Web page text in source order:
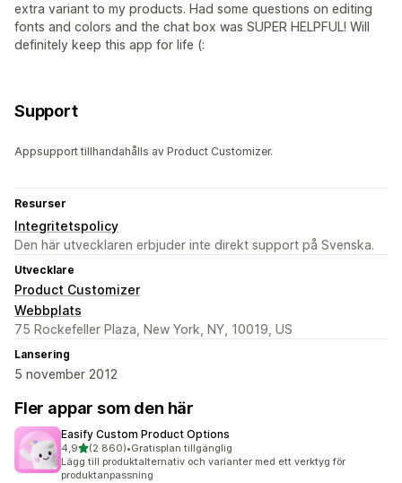
extra variant to my products. Had some questions on editing
fonts and colors and the chat box was SUPER HELPFUL! Will
definitely keep this app for life (:
Support
Appsupport tillhandahålls av Product Customizer.
Resurser
Integritetspolicy
Den här utvecklaren erbjuder inte direkt support på Svenska.
Utvecklare
Product Customizer
Webbplats
75 Rockefeller Plaza, New York, NY, 10019, US
Lansering
5 november 2012
Fler appar som den här
Easify Custom Product Options
4,9av 5 stjärnor
(2 860)
2860 recensioner totalt
•Gratisplan tillgänglig
Lägg till produktalternativ och varianter med ett verktyg för
produktanpassning